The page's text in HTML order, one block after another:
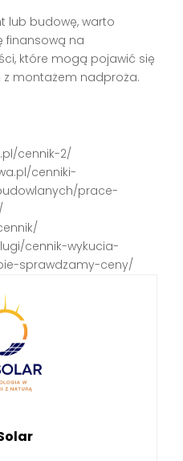
lub budowę, warto
finansową na
które mogą pojawić się
montażem nadproża.
cennik-2/
cenniki-
prace-
cennik-wykucia-
sprawdzamy-ceny/